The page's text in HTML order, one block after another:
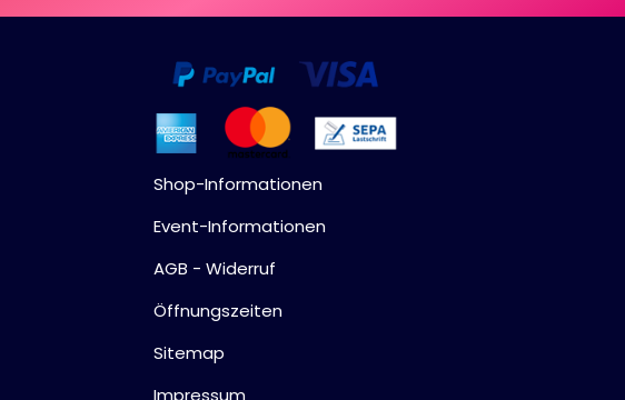
Shop-Informationen
Event-Informationen
AGB - Widerruf
Öffnungszeiten
Sitemap
Impressum